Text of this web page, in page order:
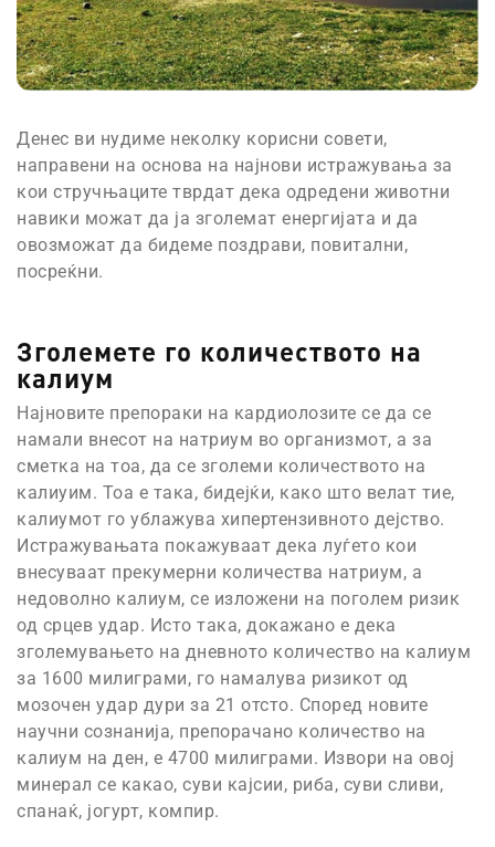
Денес ви нудиме неколку корисни совети,
направени на основа на најнови истражувања за
кои стручњаците тврдат дека одредени животни
навики можат да ја зголемат енергијата и да
овозможат да бидеме поздрави, повитални,
посреќни.
Зголемете го количеството на
калиум
Најновите препораки на кардиолозите се да се
намали внесот на натриум во организмот, а за
сметка на тоа, да се зголеми количеството на
калиуим. Тоа е така, бидејќи, како што велат тие,
калиумот го ублажува хипертензивното дејство.
Истражувањата покажуваат дека луѓето кои
внесуваат прекумерни количества натриум, а
недоволно калиум, се изложени на поголем ризик
од срцев удар. Исто така, докажано е дека
зголемувањето на дневното количество на калиум
за 1600 милиграми, го намалува ризикот од
мозочен удар дури за 21 отсто. Според новите
научни сознанија, препорачано количество на
калиум на ден, е 4700 милиграми. Извори на овој
минерал се какао, суви кајсии, риба, суви сливи,
спанаќ, јогурт, компир.